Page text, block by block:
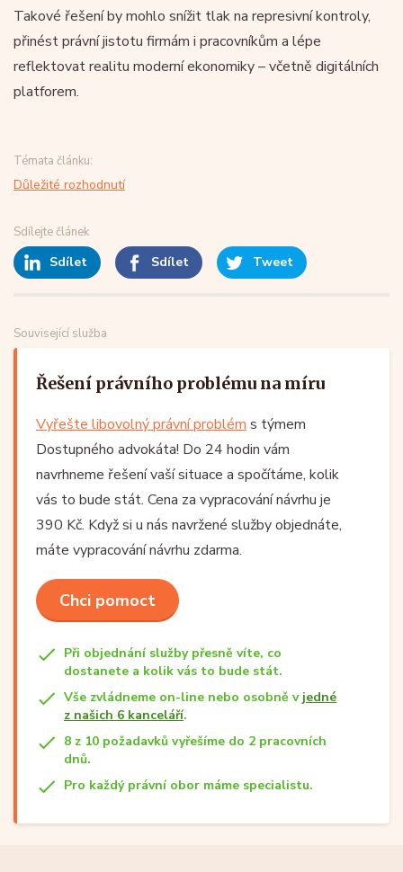
Takové řešení by mohlo snížit tlak na represivní kontroly,
přinést právní jistotu firmám i pracovníkům a lépe
reflektovat realitu moderní ekonomiky – včetně digitálních
platforem.
Témata článku:
Důležité rozhodnutí
Sdílejte článek
Sdílet Sdílet Tweet
Související služba
Řešení právního problému na míru
Vyřešte libovolný právní problém s týmem
Dostupného advokáta! Do 24 hodin vám
navrhneme řešení vaší situace a spočítáme, kolik
vás to bude stát. Cena za vypracování návrhu je
390 Kč. Když si u nás navržené služby objednáte,
máte vypracování návrhu zdarma.
Chci pomoct
Při objednání služby přesně víte, co
dostanete a kolik vás to bude stát.
Vše zvládneme on-line nebo osobně v jedné
z našich 6 kanceláří.
8 z 10 požadavků vyřešíme do 2 pracovních
dnů.
Pro každý právní obor máme specialistu.